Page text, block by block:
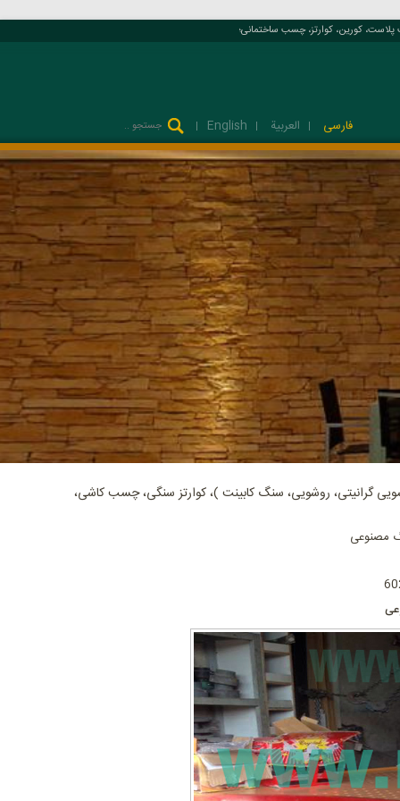
کورین، کوارتز، چسب ساختمانی؛
فارسی العربية English
گرانیتی، روشویی، سنگ کابینت )، کوارتز سنگی، چسب کاشی،
مصنوعی